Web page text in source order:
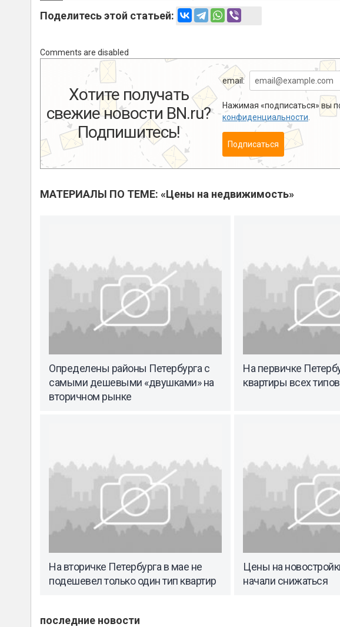
Поделитесь этой статьей:
Comments are disabled
Хотите получать
свежие новости BN.ru?
Подпишитесь!
email:
Нажимая «подписаться» вы
конфиденциальности
Подписаться
МАТЕРИАЛЫ ПО ТЕМЕ: «Цены на недвижимость»
Определены районы Петербурга с
самыми дешевыми «двушками» на
вторичном рынке
На первичке
квартиры всех типов
На вторичке Петербурга в мае не
подешевел только один тип квартир
Цены на
начали снижаться
последние новости